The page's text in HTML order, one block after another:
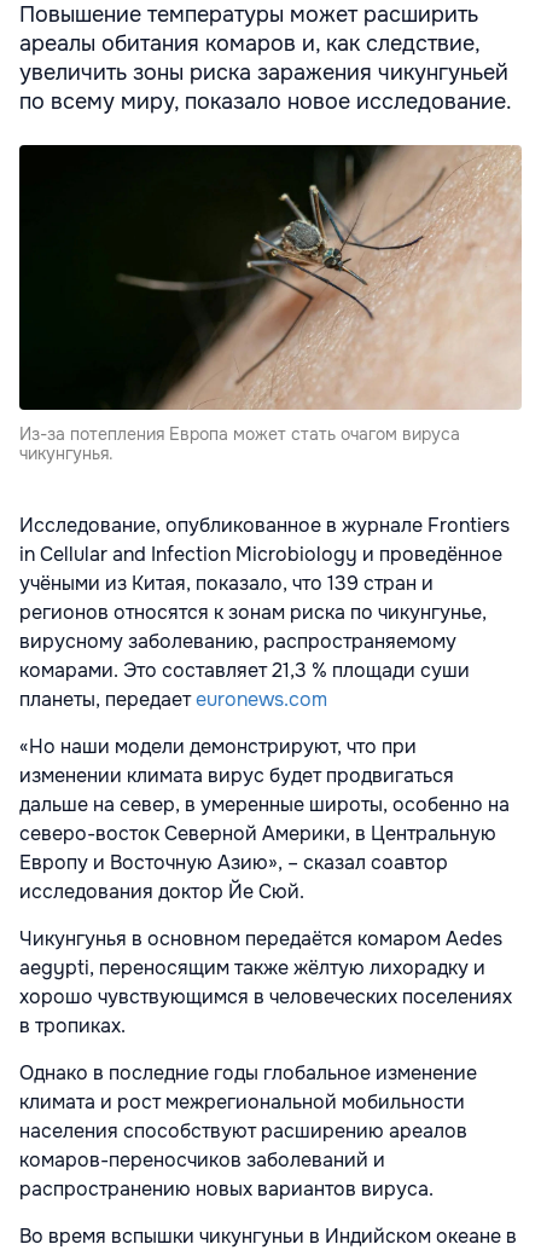
Повышение температуры может расширить
ареалы обитания комаров и, как следствие,
увеличить зоны риска заражения чикунгуньей
по всему миру, показало новое исследование.
Из-за потепления Европа может стать очагом вируса
чикунгунья.
Исследование, опубликованное в журнале Frontiers
in Cellular and Infection Microbiology и проведённое
учёными из Китая, показало, что 139 стран и
регионов относятся к зонам риска по чикунгунье,
вирусному заболеванию, распространяемому
комарами. Это составляет 21,3 % площади суши
планеты, передаетeuronews.com
«Но наши модели демонстрируют, что при
изменении климата вирус будет продвигаться
дальше на север, в умеренные широты, особенно на
северо-восток Северной Америки, в Центральную
Европу и Восточную Азию», – сказал соавтор
исследования доктор Йе Сюй.
Чикунгунья в основном передаётся комаром Aedes
aegypti, переносящим также жёлтую лихорадку и
хорошо чувствующимся в человеческих поселениях
в тропиках.
Однако в последние годы глобальное изменение
климата и рост межрегиональной мобильности
населения способствуют расширению ареалов
комаров-переносчиков заболеваний и
распространению новых вариантов вируса.
Во время вспышки чикунгуньи в Индийском океане в